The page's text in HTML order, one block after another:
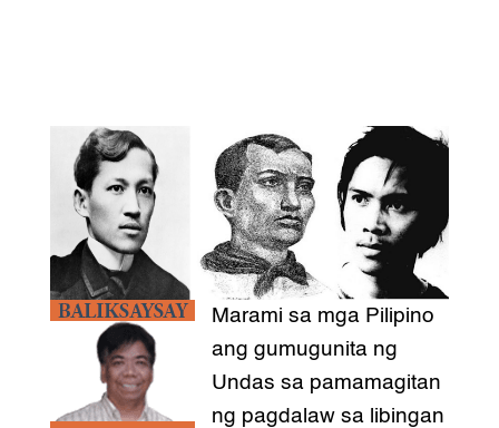
Marami sa mga Pilipino
ang gumugunita ng
Undas sa pamamagitan
ng pagdalaw sa libingan